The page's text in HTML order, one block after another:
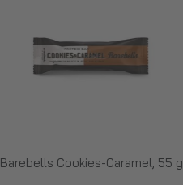
Barebells Cookies-Caramel, 55 g